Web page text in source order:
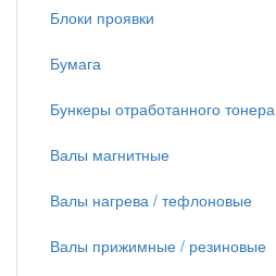
Блоки проявки
Бумага
Бункеры отработанного тонера
Валы магнитные
Валы нагрева / тефлоновые
Валы прижимные / резиновые